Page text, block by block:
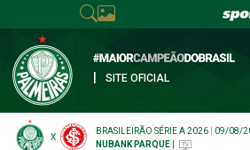
SITE OFICIAL
X
BRASILEIRÃO SÉRIE A 2026 09/08/
NUBANK PARQUE